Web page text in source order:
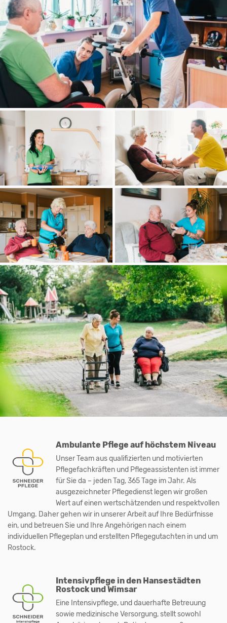
Ambulante Pflege auf höchstem Niveau
Unser Team aus qualifizierten und motivierten
Pflegefachkräften und Pflegeassistenten ist immer
für Sie da – jeden Tag, 365 Tage im Jahr. Als
ausgezeichneter Pflegedienst legen wir großen
Wert auf einen wertschätzenden und respektvollen
Umgang. Daher gehen wir in unserer Arbeit auf Ihre Bedürfnisse
ein, und betreuen Sie und Ihre Angehörigen nach einem
individuellen Pflegeplan und erstellten Pflegegutachten in und um
Rostock.
Intensivpflege in den Hansestädten
Rostock und Wimsar
Eine Intensivpflege, und dauerhafte Betreuung
sowie medizinische Versorgung, stellt sowohl